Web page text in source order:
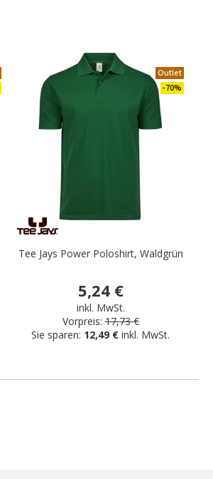
Outlet
-70%
Tee Jays Power Poloshirt, Waldgrün
5,24 €
inkl. MwSt.
Vorpreis: 17,73 €
Sie sparen: 12,49 € inkl. MwSt.